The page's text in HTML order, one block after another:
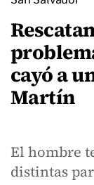
cayó a
Martín
El hombre
distintas